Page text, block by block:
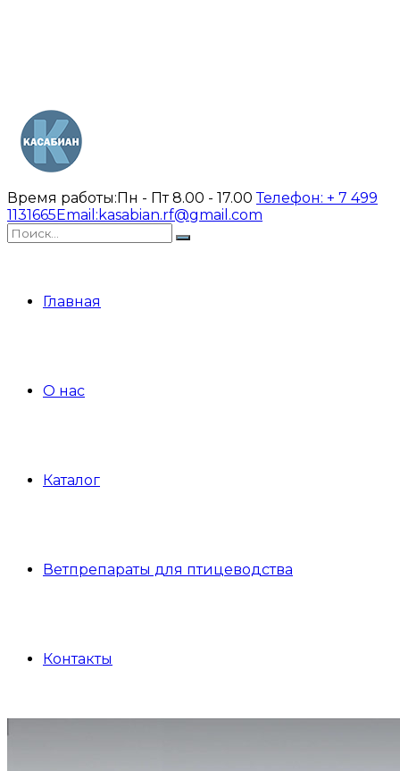
Время работы:Пн - Пт 8.00 - 17.00Телефон: + 7 499
1131665Email: kasabian.rf@gmail.com
Главная
О нас
Каталог
Ветпрепараты для птицеводства
Контакты